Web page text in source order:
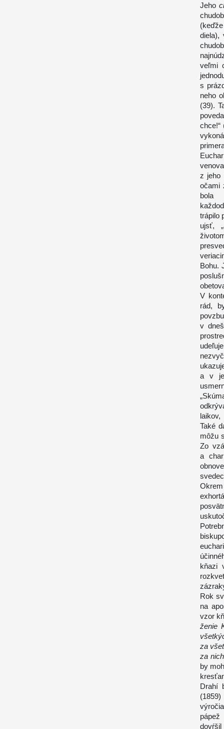
Jeho
diela),
veľmi
s
neho
(39).
chce!“
z jeho
očami
bola
trápilo
ujsť,
Bohu.
V
rád,
v
a v
Také
môžu
Zo
a
kňazi
Rok
na
vzor
ženie
za
za
by
Drahí
pápež